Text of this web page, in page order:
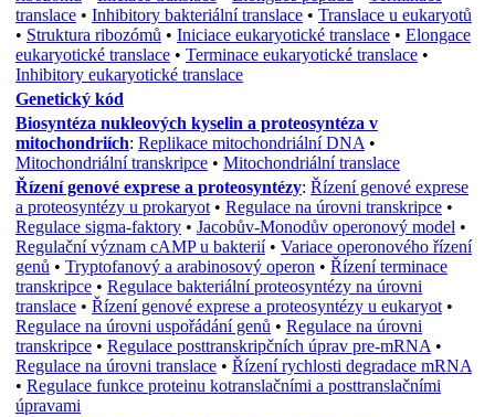
translace • Inhibitory bakteriální translace • Translace u eukaryotů
• Struktura ribozómů • Iniciace eukaryotické translace • Elongace
eukaryotické translace • Terminace eukaryotické translace •
Inhibitory eukaryotické translace
Genetický kód
Biosyntéza nukleových kyselin a proteosyntéza v
mitochondriích: Replikace mitochondriální DNA •
Mitochondriální transkripce • Mitochondriální translace
Řízení genové exprese a proteosyntézy: Řízení genové exprese
a proteosyntézy u prokaryot • Regulace na úrovni transkripce •
Regulace sigma-faktory • Jacobův-Monodův operonový model •
Regulační význam cAMP u bakterií• Variace operonového řízení
genů • Tryptofanový a arabinosový operon • Řízení terminace
transkripce • Regulace bakteriální proteosyntézy na úrovni
translace • Řízení genové exprese a proteosyntézy u eukaryot •
Regulace na úrovni uspořádání genů • Regulace na úrovni
transkripce • Regulace posttranskripčních úprav pre-mRNA •
Regulace na úrovni translace • Řízení rychlosti degradace mRNA
• Regulace funkce proteinu kotranslačními a posttranslačními
úpravami